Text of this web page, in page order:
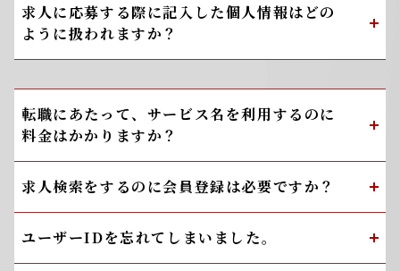
求人に応募する際に記入した個人情報はどの
ように扱われますか？
転職にあたって、サービス名を利用するのに
料金はかかりますか？
求人検索をするのに会員登録は必要ですか？
ユーザーIDを忘れてしまいました。